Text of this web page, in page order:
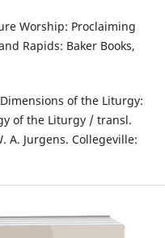
Worship: Proclaiming
Rapids: Baker Books,
of the Liturgy:
of the Liturgy / transl.
A. Jurgens. Collegeville: